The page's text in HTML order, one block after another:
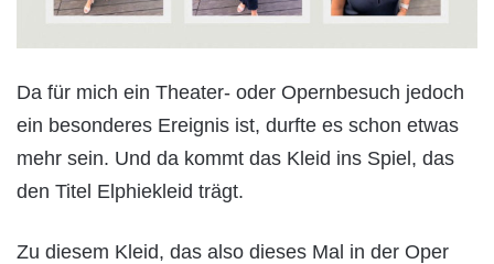
Da für mich ein Theater- oder Opernbesuch jedoch
ein besonderes Ereignis ist, durfte es schon etwas
mehr sein. Und da kommt das Kleid ins Spiel, das
den Titel Elphiekleid trägt.
Zu diesem Kleid, das also dieses Mal in der Oper